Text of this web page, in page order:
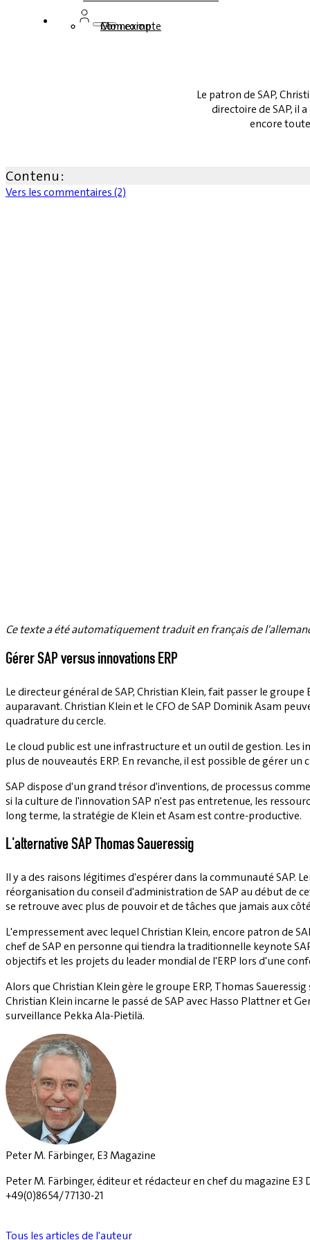
Connexion
Mon compte
Le patron de SAP,
directoire de SAP, il
encore
Contenu :
Vers les commentaires (2)
Ce texte a été automatiquement traduit en français de
Gérer SAP versus innovations ERP
Le directeur général de SAP, Christian Klein, fait passer le
auparavant. Christian Klein et le CFO de SAP Dominik Asam
quadrature du cercle.
Le cloud public est une infrastructure et un outil de gestion. Les
plus de nouveautés ERP. En revanche, il est possible de gérer
SAP dispose d'un grand trésor d'inventions, de processus
si la culture de l'innovation SAP n'est pas entretenue, les
long terme, la stratégie de Klein et Asam est contre-productive.
L'alternative SAP Thomas Saueressig
Il y a des raisons légitimes d'espérer dans la communauté SAP.
réorganisation du conseil d'administration de SAP au début de
se retrouve avec plus de pouvoir et de tâches que jamais aux
L'empressement avec lequel Christian Klein, encore patron de
chef de SAP en personne qui tiendra la traditionnelle keynote
objectifs et les projets du leader mondial de l'ERP lors d'une
Alors que Christian Klein gère le groupe ERP, Thomas
Christian Klein incarne le passé de SAP avec Hasso Plattner et
surveillance Pekka Ala-Pietilä.
Peter M. Färbinger, E3 Magazine
Peter M. Färbinger, éditeur et rédacteur en chef du magazine E3
+49(0)8654/77130-21
Tous les articles de l'auteur